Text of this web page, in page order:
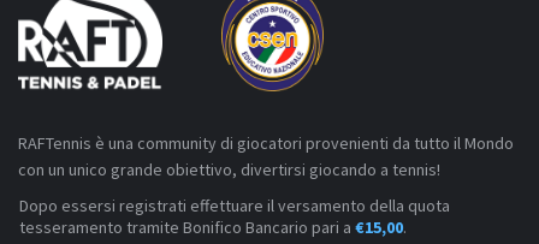
RAFTennis è una community di giocatori provenienti da tutto il Mondo
con un unico grande obiettivo, divertirsi giocando a tennis!
Dopo essersi registrati effettuare il versamento della quota
tesseramento tramite Bonifico Bancario pari a €15,00.